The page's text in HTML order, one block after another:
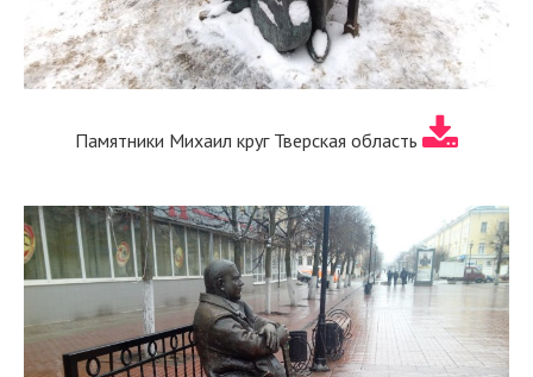
Памятники Михаил круг Тверская область